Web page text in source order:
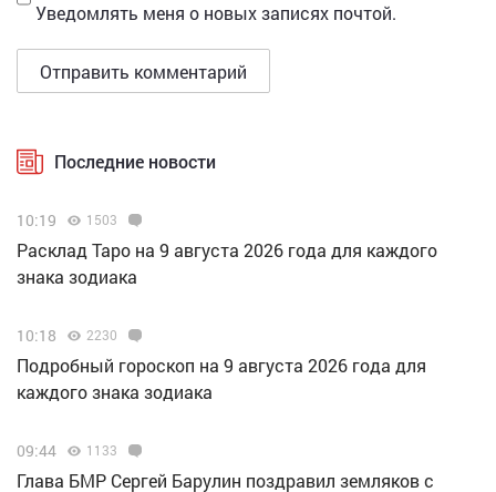
Уведомлять меня о новых записях почтой.
Последние новости
10:19 1503
Расклад Таро на 9 августа 2026 года для каждого
знака зодиака
10:18 2230
Подробный гороскоп на 9 августа 2026 года для
каждого знака зодиака
09:44 1133
Глава БМР Сергей Барулин поздравил земляков с